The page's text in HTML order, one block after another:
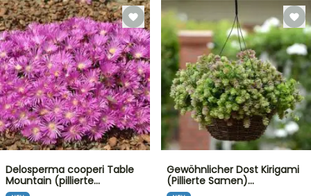
Delosperma cooperi Table
Mountain (pillierte…
Gewöhnlicher Dost Kirigami
(Pillierte Samen)…